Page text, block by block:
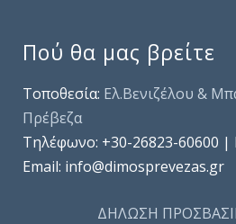
Πού θα μας βρείτε
Τοποθεσία: Ελ.Βενιζέλου &
Πρέβεζα
Τηλέφωνo: +30-26823-60600 |
Email: info@dimosprevezas.gr
ΔΗΛΩΣΗ